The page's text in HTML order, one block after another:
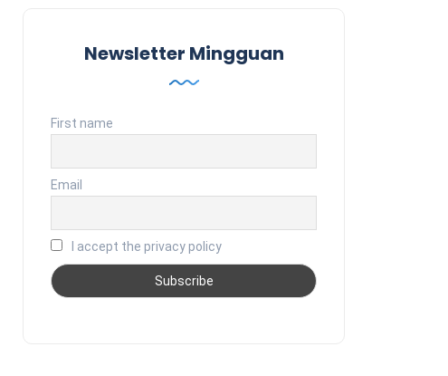
Newsletter Mingguan
First name
Email
I accept the privacy policy